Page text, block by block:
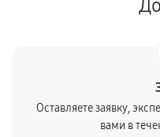
Оставляете заявку,
вами в